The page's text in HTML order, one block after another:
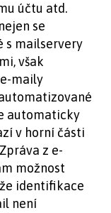
účtu atd.
se
s mailservery
však
maily
automaticky
v horní části
z e-
možnost
identifikace
není